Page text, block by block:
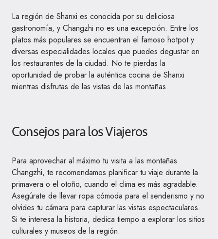
La región de Shanxi es conocida por su deliciosa
gastronomía, y Changzhi no es una excepción. Entre los
platos más populares se encuentran el famoso hotpot y
diversas especialidades locales que puedes degustar en
los restaurantes de la ciudad. No te pierdas la
oportunidad de probar la auténtica cocina de Shanxi
mientras disfrutas de las vistas de las montañas.
Consejos para los Viajeros
Para aprovechar al máximo tu visita a las montañas
Changzhi, te recomendamos planificar tu viaje durante la
primavera o el otoño, cuando el clima es más agradable.
Asegúrate de llevar ropa cómoda para el senderismo y no
olvides tu cámara para capturar las vistas espectaculares.
Si te interesa la historia, dedica tiempo a explorar los sitios
culturales y museos de la región.